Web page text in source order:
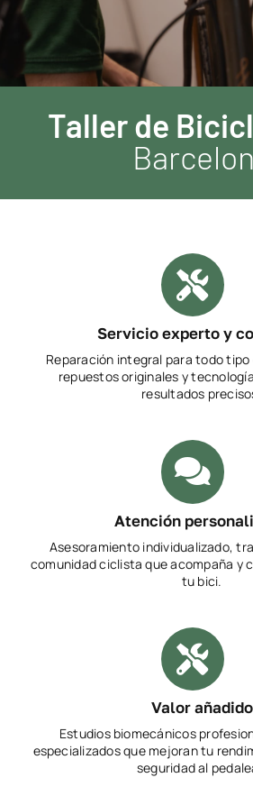
Taller de
Servicio experto y
Reparación integral para todo
repuestos originales y
resultados
Atención
Asesoramiento individualizado,
comunidad ciclista que acompaña y
tu bici.
Valor añadido
Estudios biomecánicos
especializados que mejoran tu
seguridad al